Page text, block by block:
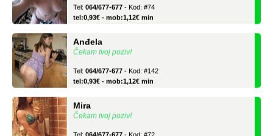
tel:0,93€ - mob:1,12€ min
Anđela
Čekam tvoj poziv!
tel:0,93€ - mob:1,12€ min
Mira
Čekam tvoj poziv!